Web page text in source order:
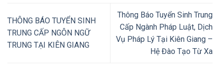
THÔNG BÁO TUYỂN SINH
TRUNG CẤP NGÔN NGỮ
TRUNG TẠI KIÊN GIANG
Thông Báo Tuyển Sinh Trung
Cấp Ngành Pháp Luật, Dịch
Vụ Pháp Lý Tại Kiên Giang –
Hệ Đào Tạo Từ Xa